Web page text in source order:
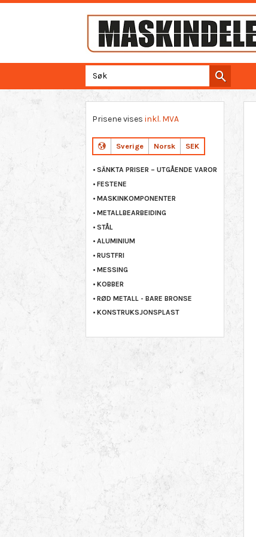
Prisene vises inkl. MVA
Sverige Norsk SEK
SÄNKTA PRISER – UTGÅENDE VAROR
FESTENE
MASKINKOMPONENTER
METALLBEARBEIDING
STÅL
ALUMINIUM
RUSTFRI
MESSING
KOBBER
RØD METALL - BARE BRONSE
KONSTRUKSJONSPLAST